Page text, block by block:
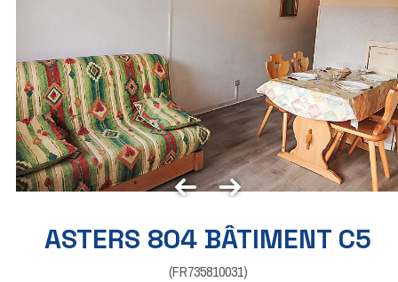
ASTERS 804 BÂTIMENT C5
(FR735810031)